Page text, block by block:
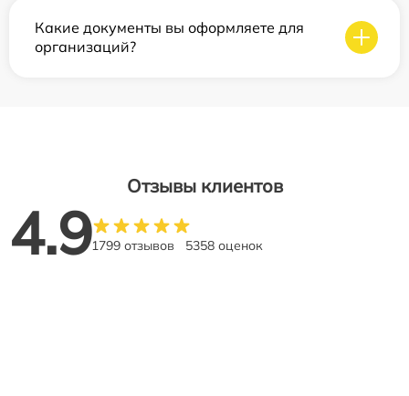
Какие документы вы оформляете для
организаций?
Отзывы клиентов
4.91799 отзывов 5358 оценок